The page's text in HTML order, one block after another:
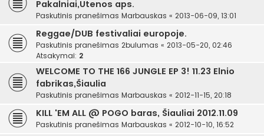
Pakalniai,Utenos aps.
Paskutinis pranešimas Marbauskas « 2013-06-09, 13:01
Reggae/DUB festivaliai europoje.
Paskutinis pranešimas 2bulumas « 2013-05-20, 02:46
Atsakymai: 2
WELCOME TO THE 166 JUNGLE EP 3! 11.23 Elnio
fabrikas,Šiaulia
Paskutinis pranešimas Marbauskas « 2012-11-15, 20:18
KILL 'EM ALL @ POGO baras, Šiauliai 2012.11.09
Paskutinis pranešimas Marbauskas « 2012-10-10, 16:52